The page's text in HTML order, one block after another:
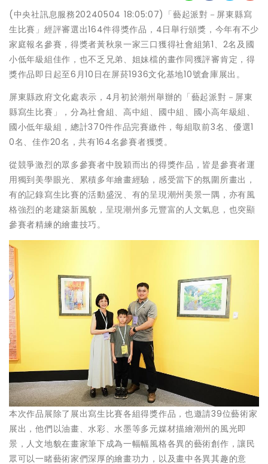
(中央社訊息服務20240504 18:05:07)「藝起派對－屏東縣寫
生比賽」經評審選出164件得獎作品，4日舉行頒獎，今年有不少
家庭報名參賽，得獎者黃秋泉一家三口獲得社會組第1、2名及國
小低年級組佳作，也不乏兄弟、姐妹檔的畫作同獲評審肯定，得
獎作品即日起至6月10日在屏菸1936文化基地10號倉庫展出。
屏東縣政府文化處表示，4月初於潮州舉辦的「藝起派對－屏東
縣寫生比賽」，分為社會組、高中組、國中組、國小高年級組、
國小低年級組，總計370件作品完賽繳件，每組取前3名、優選1
0名、佳作20名，共有164名參賽者獲獎。
從競爭激烈的眾多參賽者中脫穎而出的得獎作品，皆是參賽者運
用獨到美學眼光、累積多年繪畫經驗，感受當下的氛圍所畫出，
有的記錄寫生比賽的活動盛況、有的呈現潮州美景一隅，亦有風
格強烈的老建築新風貌，呈現潮州多元豐富的人文氣息，也突顯
參賽者精練的繪畫技巧。
本次作品展除了展出寫生比賽各組得獎作品，也邀請39位藝術家
展出，他們以油畫、水彩、水墨等多元媒材描繪潮州的風光即
景，人文地貌在畫家筆下成為一幅幅風格各異的藝術創作，讓民
眾可以一睹藝術家們深厚的繪畫功力，以及畫中各異其趣的意